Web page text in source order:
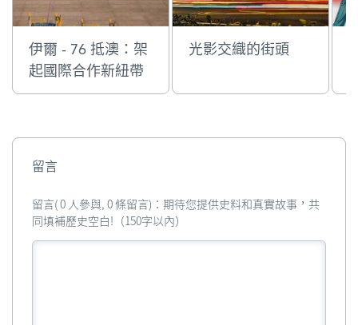
伊爾 - 76 抵澳：架
起國際合作新紐帶
光影交織的街頭
留言
留言( 0 人參與, 0 條留言)：期待您提供史料和真實故事，共
同填補歷史空白!（150字以內）